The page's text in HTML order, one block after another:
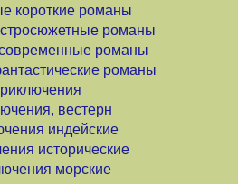
короткие романы
романы
романы
романы
вестерн
индейские
исторические
морские